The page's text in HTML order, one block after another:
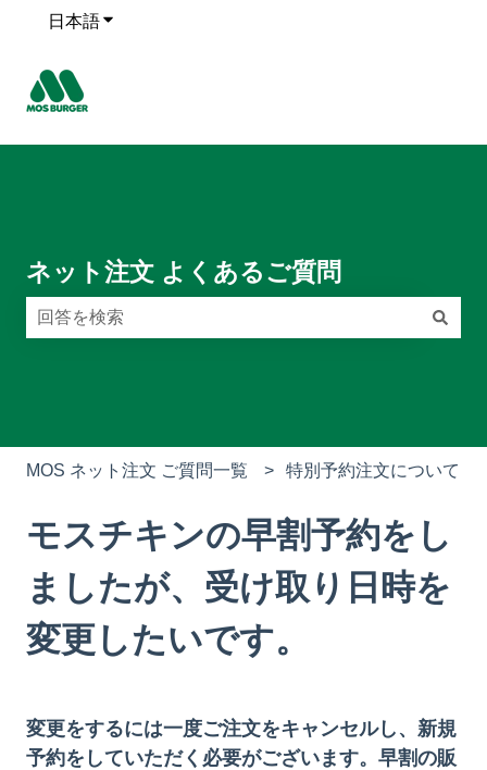
日本語翻訳のサブメニューを表示
ネット注文 よくあるご質問
MOS ネット注文 ご質問一覧 特別予約注文について
モスチキンの早割予約をし
ましたが、受け取り日時を
変更したいです。
変更をするには一度ご注文をキャンセルし、新規
予約をしていただく必要がございます。早割の販